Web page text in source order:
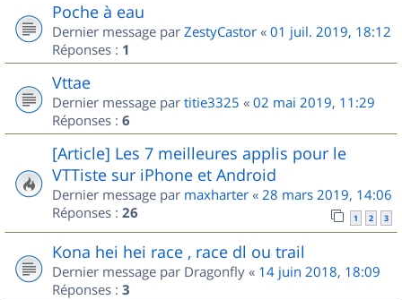
Poche à eau
Dernier message par ZestyCastor « 01 juil. 2019, 18:12
Réponses : 1
Vttae
Dernier message par titie3325 « 02 mai 2019, 11:29
Réponses : 6
[Article] Les 7 meilleures applis pour le
VTTiste sur iPhone et Android
Dernier message par maxharter « 28 mars 2019, 14:06
Réponses : 26 1 2 3
Kona hei hei race , race dl ou trail
Dernier message par Dragonfly « 14 juin 2018, 18:09
Réponses : 3